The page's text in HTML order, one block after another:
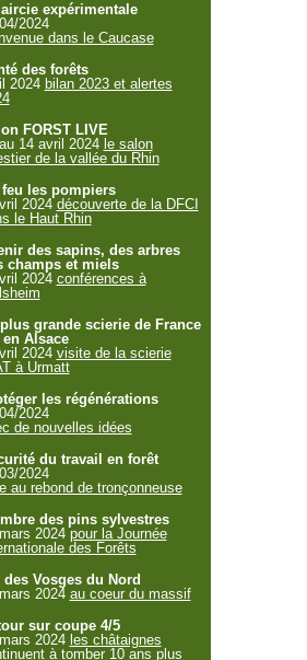
expérimentale
2024
dans le Caucase
des forêts
2024 bilan 2023 et alertes
FORST LIVE
14 avril 2024 le salon
de la vallée du Rhin
les pompiers
2024 découverte de la DFCI
le Haut Rhin
des sapins, des arbres
champs et miels
2024 conférences à
grande scierie de France
en Alsace
2024 visite de la scierie
à Urmatt
les régénérations
2024
de nouvelles idées
du travail en forêt
2024
au rebond de tronçonneuse
des pins sylvestres
2024 pour la Journée
des Forêts
des Vosges du Nord
2024 au coeur du massif
sur coupe 4/5
2024 les châtaignes
à tomber 10 ans plus